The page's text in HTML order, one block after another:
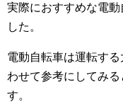
実際におすすめな電
した。
電動自転車は運転す
わせて参考にしてみ
す。